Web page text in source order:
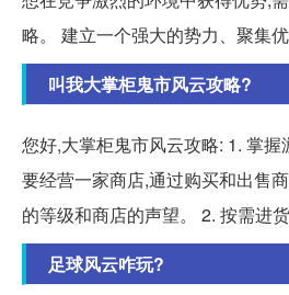
略。 建立一个强大的势力、聚集优
叫我大掌柜鬼市风云攻略?
您好,大掌柜鬼市风云攻略: 1. 掌
要经营一家商店,通过购买和出售
的等级和商店的声望。 2. 按需进
足球风云咋玩?